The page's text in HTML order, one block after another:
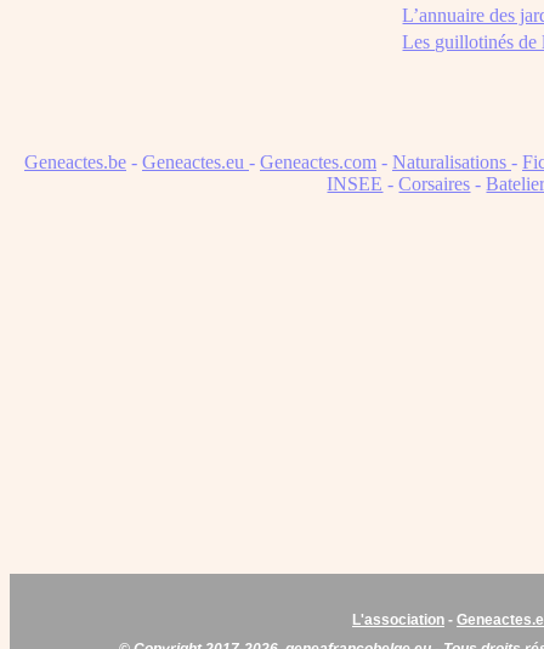
L’annuaire des
Les guillotinés de
Geneactes.be - Geneactes.eu - Geneactes.com - Naturalisations -
INSEE -Corsaires -
L'association -